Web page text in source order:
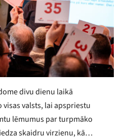
divu dienu laikā
valsts, lai apspriestu
lēmumus par turpmāko
skaidru virzienu, kā…